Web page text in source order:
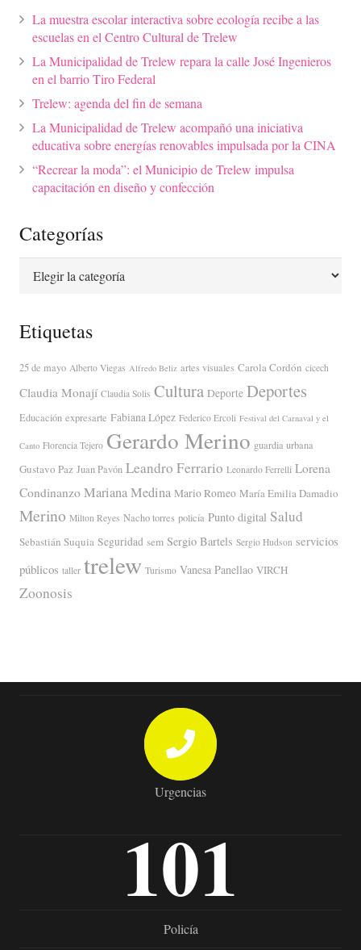
La muestra escolar interactiva sobre ecología recibe a las
escuelas en el Centro Cultural de Trelew
La Municipalidad de Trelew repara la calle José Ingenieros
en el barrio Tiro Federal
Trelew: agenda del fin de semana
La Municipalidad de Trelew acompañó una iniciativa
educativa sobre energías renovables impulsada por la CINA
“Recrear la moda”: el Municipio de Trelew impulsa
capacitación en diseño y confección
Categorías
Categorías
Etiquetas
25 de mayo Alberto Viegas Alfredo Beliz artes visuales Carola Cordón cicech
Claudia Monají Claudia Solis Cultura Deporte Deportes
Educación expresarte Fabiana López Federico Ercoli Festival del Carnaval y el
Canto Florencia Tejero Gerardo Merino guardia urbana
Gustavo Paz Juan Pavón Leandro Ferrario Leonardo Ferrelli Lorena
Condinanzo Mariana Medina Mario Romeo María Emilia Damadio
Merino Milton Reyes Nacho torres policía Punto digital Salud
Sebastián Suquia Seguridad sem Sergio Bartels Sergio Hudson servicios
públicos taller trelew Turismo Vanesa Panellao VIRCH
Zoonosis
Urgencias
101
Policía